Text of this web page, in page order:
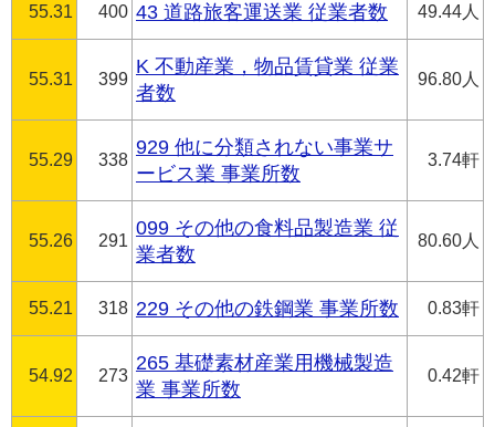
55.31 400 43 道路旅客運送業 従業者数 49.44人
55.31 399
K 不動産業，物品賃貸業 従業
者数
96.80人
55.29 338
929 他に分類されない事業サ
ービス業 事業所数
3.74軒
55.26 291
099 その他の食料品製造業 従
業者数
80.60人
55.21 318 229 その他の鉄鋼業 事業所数 0.83軒
54.92 273
265 基礎素材産業用機械製造
業 事業所数
0.42軒